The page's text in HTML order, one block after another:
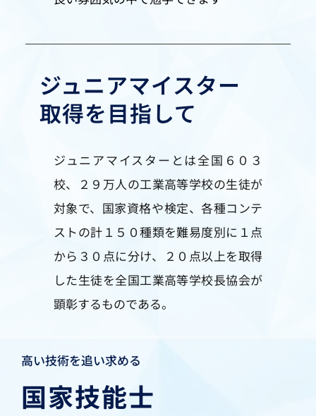
ジュニアマイスター
取得を目指して
ジュニアマイスターとは全国６０３
校、２９万人の工業高等学校の生徒が
対象で、国家資格や検定、各種コンテ
ストの計１５０種類を難易度別に１点
から３０点に分け、２０点以上を取得
した生徒を全国工業高等学校長協会が
顕彰するものである。
高い技術を追い求める
国家技能士